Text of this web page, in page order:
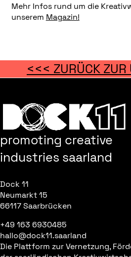
Mehr Infos rund um die
unserem Magazin!
<<< ZURÜCK ZUR
promoting creative
industries saarland
Dock 11
Neumarkt 15
66117 Saarbrücken
+49 163 6930485
hallo@dock11.saarland
Die Plattform zur Vernetzung,